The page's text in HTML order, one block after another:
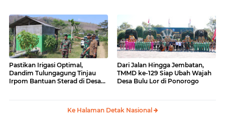
Pastikan Irigasi Optimal,
Dandim Tulungagung Tinjau
Irpom Bantuan Sterad di Desa
Dari Jalan Hingga Jembatan,
TMMD ke-129 Siap Ubah Wajah
Desa Bulu Lor di Ponorogo
Ke Halaman Detak Nasional